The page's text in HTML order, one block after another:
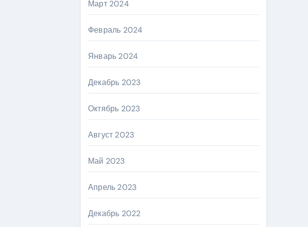
Март 2024
Февраль 2024
Январь 2024
Декабрь 2023
Октябрь 2023
Август 2023
Май 2023
Апрель 2023
Декабрь 2022